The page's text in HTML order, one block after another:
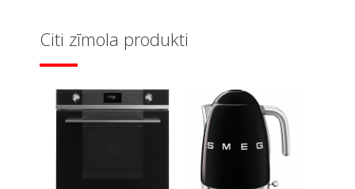
Citi zīmola produkti